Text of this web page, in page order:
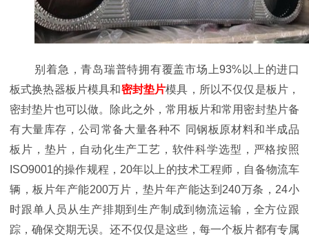
别着急，青岛瑞普特拥有覆盖市场上93%以上的进口
板式换热器板片模具和密封垫片模具，所以不仅仅是板片，
密封垫片也可以做。除此之外，常用板片和常用密封垫片备
有大量库存，公司常备大量各种不 同钢板原材料和半成品
板片，垫片，自动化生产工艺，软件科学选型，严格按照
ISO9001的操作规程，20年以上的技术工程师 ，自备物流车
辆，板片年产能200万片，垫片年产能达到240万条，24小
时跟单人员从生产排期到生产制成到物流运输，全方位跟
踪，确保交期无误。还不仅仅是这些，每一个板片都有专属